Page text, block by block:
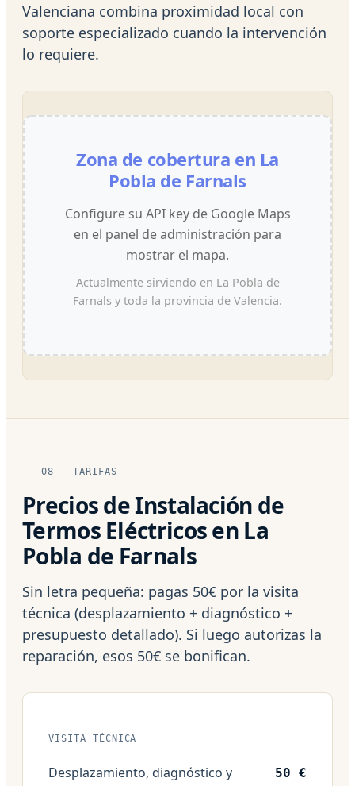
Valenciana combina proximidad local con
soporte especializado cuando la intervención
lo requiere.
Zona de cobertura en La
Pobla de Farnals
Configure su API key de Google Maps
en el panel de administración para
mostrar el mapa.
Actualmente sirviendo en La Pobla de
Farnals y toda la provincia de Valencia.
08 — TARIFAS
Precios de Instalación de
Termos Eléctricos en La
Pobla de Farnals
Sin letra pequeña: pagas 50€ por la visita
técnica (desplazamiento + diagnóstico +
presupuesto detallado). Si luego autorizas la
reparación, esos 50€ se bonifican.
VISITA TÉCNICA
Desplazamiento, diagnóstico y
50 €